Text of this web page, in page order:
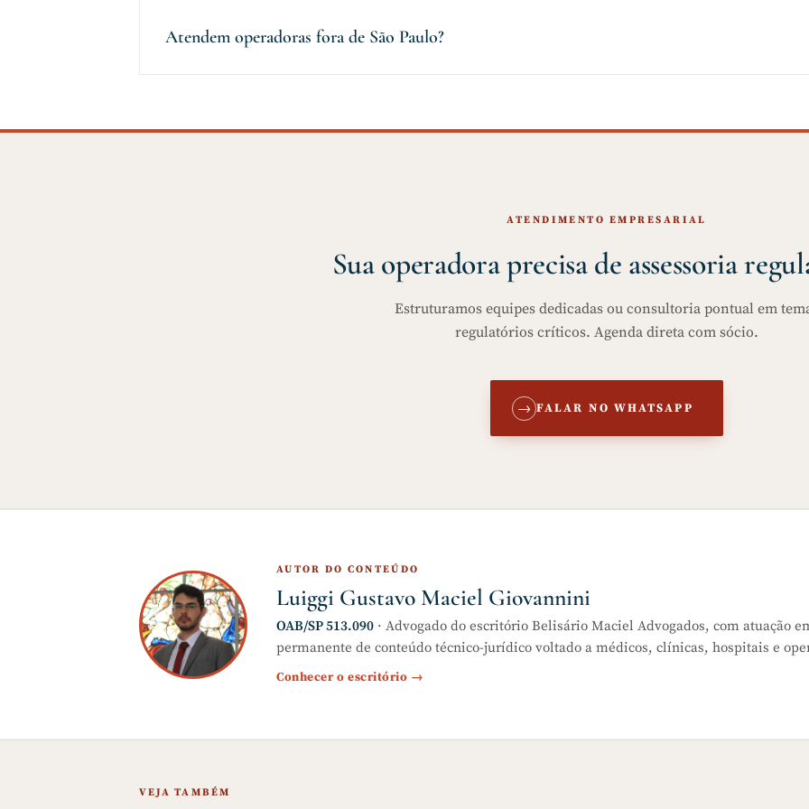
Atendem operadoras fora de São Paulo?
ATENDIMENTO EMPRESARIAL
Sua operadora precisa de assessoria
Estruturamos equipes dedicadas ou consultoria pontual em
regulatórios críticos. Agenda direta com sócio.
→ FALAR NO WHATSAPP
AUTOR DO CONTEÚDO
Luiggi Gustavo Maciel Giovannini
OAB/SP 513.090 · Advogado do escritório Belisário Maciel Advogados, com atuação
permanente de conteúdo técnico-jurídico voltado a médicos, clínicas, hospitais e
Conhecer o escritório →
VEJA TAMBÉM